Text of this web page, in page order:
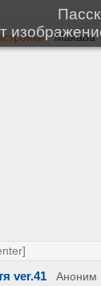
ver.41 Аноним